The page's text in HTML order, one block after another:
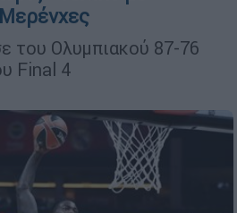
του Ολυμπιακού 87-76
Final 4